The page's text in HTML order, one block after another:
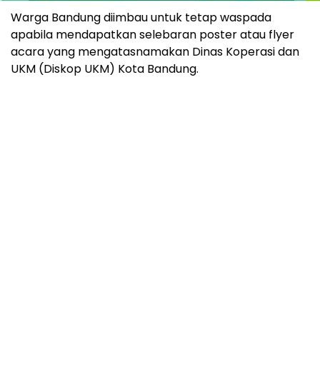
Warga Bandung diimbau untuk tetap waspada
apabila mendapatkan selebaran poster atau flyer
acara yang mengatasnamakan Dinas Koperasi dan
UKM (Diskop UKM) Kota Bandung.